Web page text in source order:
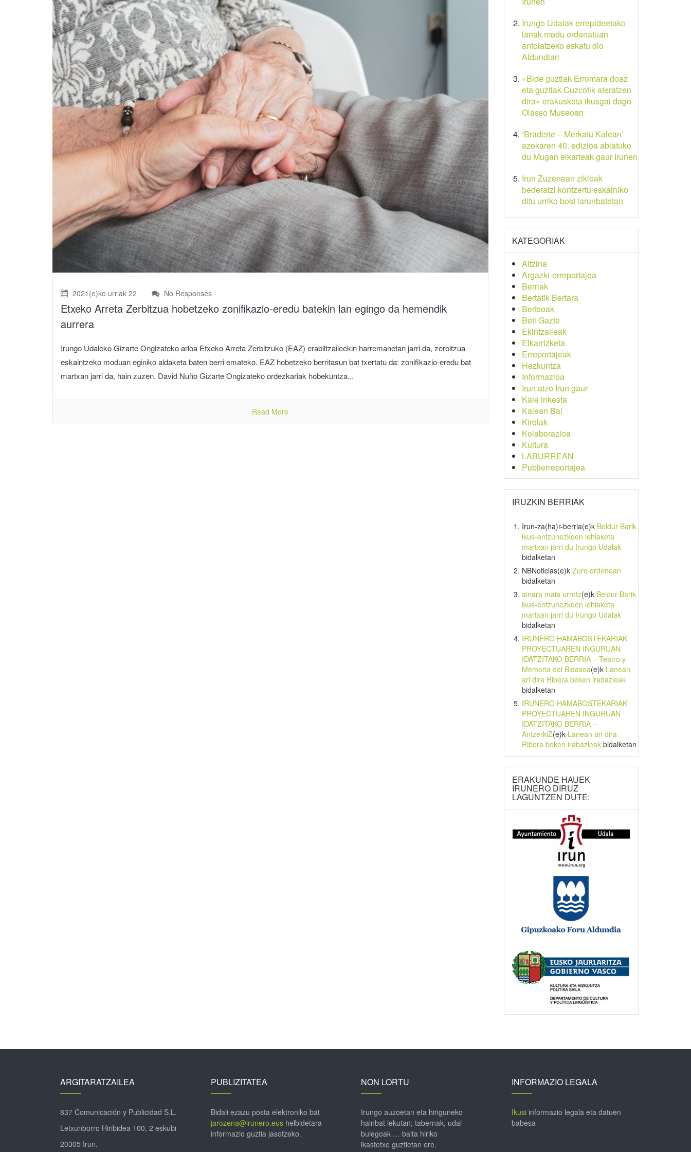
2021(e)ko urriak 22 No Responses
Etxeko Arreta Zerbitzua hobetzeko zonifikazio-eredu batekin lan egingo da hemendik
aurrera
Irungo Udaleko Gizarte Ongizateko arloa Etxeko Arreta Zerbitzuko (EAZ) erabiltzaileekin harremanetan jarri da, zerbitzua
eskaintzeko moduan eginiko aldaketa baten berri emateko. EAZ hobetzeko berritasun bat txertatu da: zonifikazio-eredu bat
martxan jarri da, hain zuzen. David Nuño Gizarte Ongizateko ordezkariak hobekuntza...
Read More
Irungo Udalak errepideetako
lanak modu ordenatuan
antolatzeko eskatu dio
Aldundiari
«Bide guztiak Erromara doaz
eta guztiak Cuzcotik ateratzen
dira» erakusketa ikusgai dago
Oiasso Museoan
‘Braderie – Merkatu Kalean’
azokaren 40. edizioa abiatuko
du Mugan elkarteak gaur Irunen
Irun Zuzenean zikloak
bederatzi kontzertu eskainiko
ditu urriko bost larunbatetan
KATEGORIAK
Aitzina
Argazki-erreportajea
Berriak
Bertatik Bertara
Bertsoak
Beti Gazte
Ekintzaileak
Elkarrizketa
Erreportajeak
Hezkuntza
Informazioa
Irun atzo Irun gaur
Kale inkesta
Kalean Bai
Kirolak
Kolaborazioa
Kultura
LABURREAN
Publierreportajea
IRUZKIN BERRIAK
Irun-za(ha)r-berria(e)k Beldur Barik
ikus-entzunezkoen lehiaketa
martxan jarri du Irungo Udalak
bidalketan
NBNoticias(e)k Zure ordenean
bidalketan
ainara maia urrotz(e)k Beldur Barik
ikus-entzunezkoen lehiaketa
martxan jarri du Irungo Udalak
bidalketan
IRUNERO HAMABOSTEKARIAK
PROYECTUAREN INGURUAN
IDATZITAKO BERRIA – Teatro y
Memoria del Bidasoa(e)k Lanean
ari dira Ribera beken irabazleak
bidalketan
IRUNERO HAMABOSTEKARIAK
PROYECTUAREN INGURUAN
IDATZITAKO BERRIA –
AntzerkiZ(e)k Lanean ari dira
Ribera beken irabazleakbidalketan
ERAKUNDE HAUEK
IRUNERO DIRUZ
LAGUNTZEN DUTE:
ARGITARATZAILEA
837 Comunicación y Publicidad S.L.
Letxunborro Hiribidea 100, 2 eskubi
20305 Irun.
PUBLIZITATEA
Bidali ezazu posta elektroniko bat
jarozena@irunero.eushelbidetara
informazio guztia jasotzeko.
NON LORTU
Irungo auzoetan eta hiriguneko
hainbat lekutan; tabernak, udal
bulegoak … baita hiriko
ikastetxe guztietan ere.
INFORMAZIO LEGALA
Ikusiinformazio legala eta datuen
babesa